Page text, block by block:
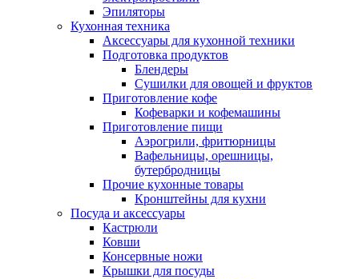
Эпиляторы
Кухонная техника
Аксессуары для кухонной техники
Подготовка продуктов
Блендеры
Сушилки для овощей и фруктов
Приготовление кофе
Кофеварки и кофемашины
Приготовление пищи
Аэрогрили, фритюрницы
Вафельницы, орешницы,
бутербродницы
Прочие кухонные товары
Кронштейны для кухни
Посуда и аксессуары
Кастрюли
Ковши
Консервные ножи
Крышки для посуды